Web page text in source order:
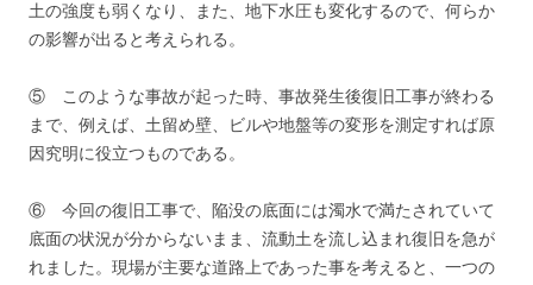
土の強度も弱くなり、また、地下水圧も変化するので、何らか
の影響が出ると考えられる。
⑤ このような事故が起った時、事故発生後復旧工事が終わる
まで、例えば、土留め壁、ビルや地盤等の変形を測定すれば原
因究明に役立つものである。
⑥ 今回の復旧工事で、陥没の底面には濁水で満たされていて
底面の状況が分からないまま、流動土を流し込まれ復旧を急が
れました。現場が主要な道路上であった事を考えると、一つの